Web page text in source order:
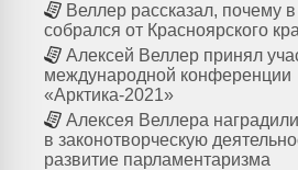
Веллер рассказал, почему
собрался от Красноярского
Алексей Веллер принял
международной конференции
«Арктика-2021»
Алексея Веллера
в законотворческую
развитие парламентаризма